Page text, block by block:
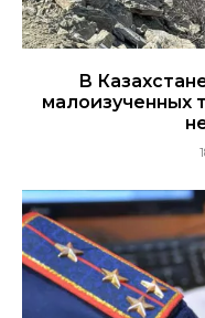
В
малоизученных